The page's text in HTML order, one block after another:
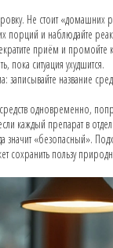
Не стоит
порций и наблюдайте
приём и
пока ситуация ухудшится.
записывайте название
одновременно,
каждый препарат в
значит «безопасный».
сохранить пользу